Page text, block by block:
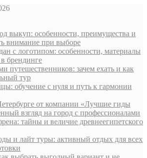
выкуп: особенности, преимущества и
внимание при выборе
с логотипом: особенности, материалы
брендинге
путешественников: зачем ехать и как
тур
обучение с нуля и путь к гармонии
от компании «Лучшие гиды
взгляд на город с профессионалами
тайны и величие древнеегипетского
и лайт туры: активный отдых для всех